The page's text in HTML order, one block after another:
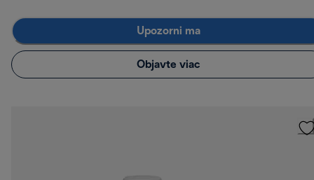
Upozorni ma
Objavte viac